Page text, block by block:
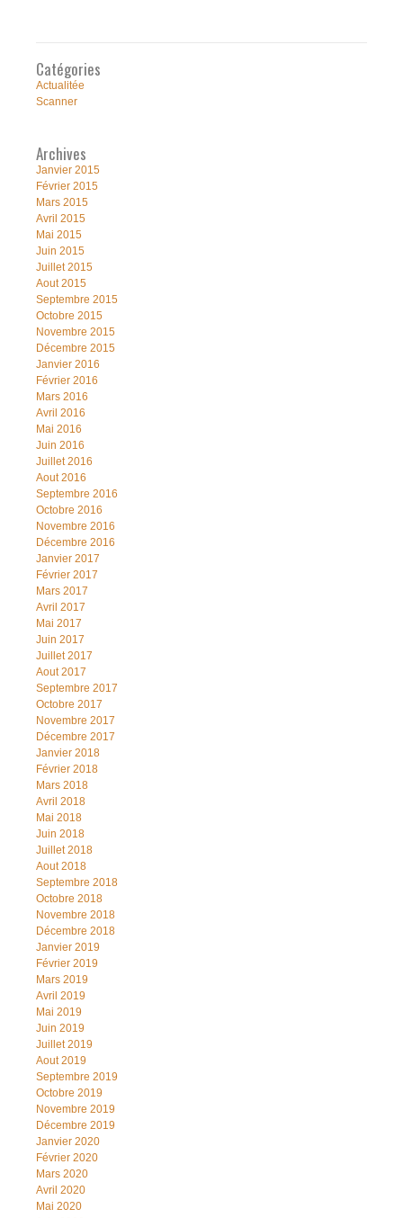
Catégories
Actualitée
Scanner
Archives
Janvier 2015
Février 2015
Mars 2015
Avril 2015
Mai 2015
Juin 2015
Juillet 2015
Aout 2015
Septembre 2015
Octobre 2015
Novembre 2015
Décembre 2015
Janvier 2016
Février 2016
Mars 2016
Avril 2016
Mai 2016
Juin 2016
Juillet 2016
Aout 2016
Septembre 2016
Octobre 2016
Novembre 2016
Décembre 2016
Janvier 2017
Février 2017
Mars 2017
Avril 2017
Mai 2017
Juin 2017
Juillet 2017
Aout 2017
Septembre 2017
Octobre 2017
Novembre 2017
Décembre 2017
Janvier 2018
Février 2018
Mars 2018
Avril 2018
Mai 2018
Juin 2018
Juillet 2018
Aout 2018
Septembre 2018
Octobre 2018
Novembre 2018
Décembre 2018
Janvier 2019
Février 2019
Mars 2019
Avril 2019
Mai 2019
Juin 2019
Juillet 2019
Aout 2019
Septembre 2019
Octobre 2019
Novembre 2019
Décembre 2019
Janvier 2020
Février 2020
Mars 2020
Avril 2020
Mai 2020